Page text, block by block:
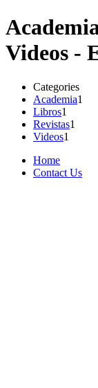
Videos -
Categories
Academia1
Libros1
Revistas1
Videos1
Home
Contact Us